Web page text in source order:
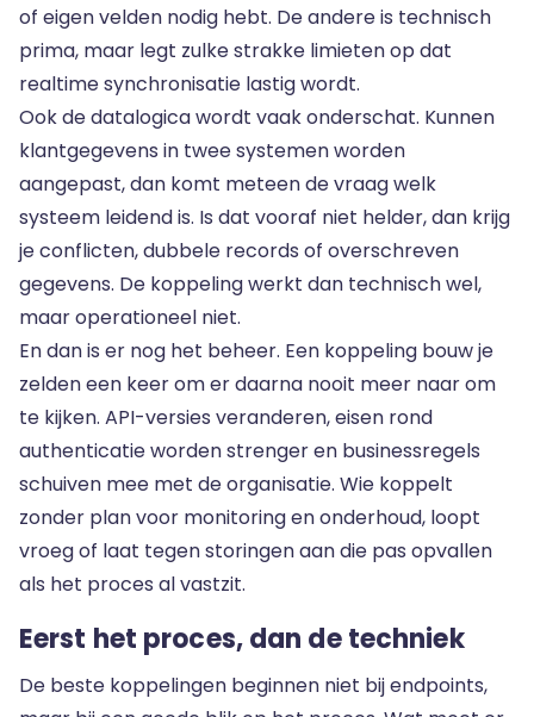
of eigen velden nodig hebt. De andere is technisch
prima, maar legt zulke strakke limieten op dat
realtime synchronisatie lastig wordt.
Ook de datalogica wordt vaak onderschat. Kunnen
klantgegevens in twee systemen worden
aangepast, dan komt meteen de vraag welk
systeem leidend is. Is dat vooraf niet helder, dan krijg
je conflicten, dubbele records of overschreven
gegevens. De koppeling werkt dan technisch wel,
maar operationeel niet.
En dan is er nog het beheer. Een koppeling bouw je
zelden een keer om er daarna nooit meer naar om
te kijken. API-versies veranderen, eisen rond
authenticatie worden strenger en businessregels
schuiven mee met de organisatie. Wie koppelt
zonder plan voor monitoring en onderhoud, loopt
vroeg of laat tegen storingen aan die pas opvallen
als het proces al vastzit.
Eerst het proces, dan de techniek
De beste koppelingen beginnen niet bij endpoints,